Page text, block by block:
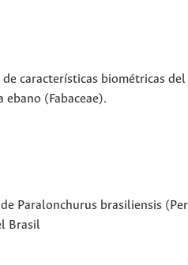
de características biométricas
ebano (Fabaceae).
Paralonchurus brasiliensis
Brasil